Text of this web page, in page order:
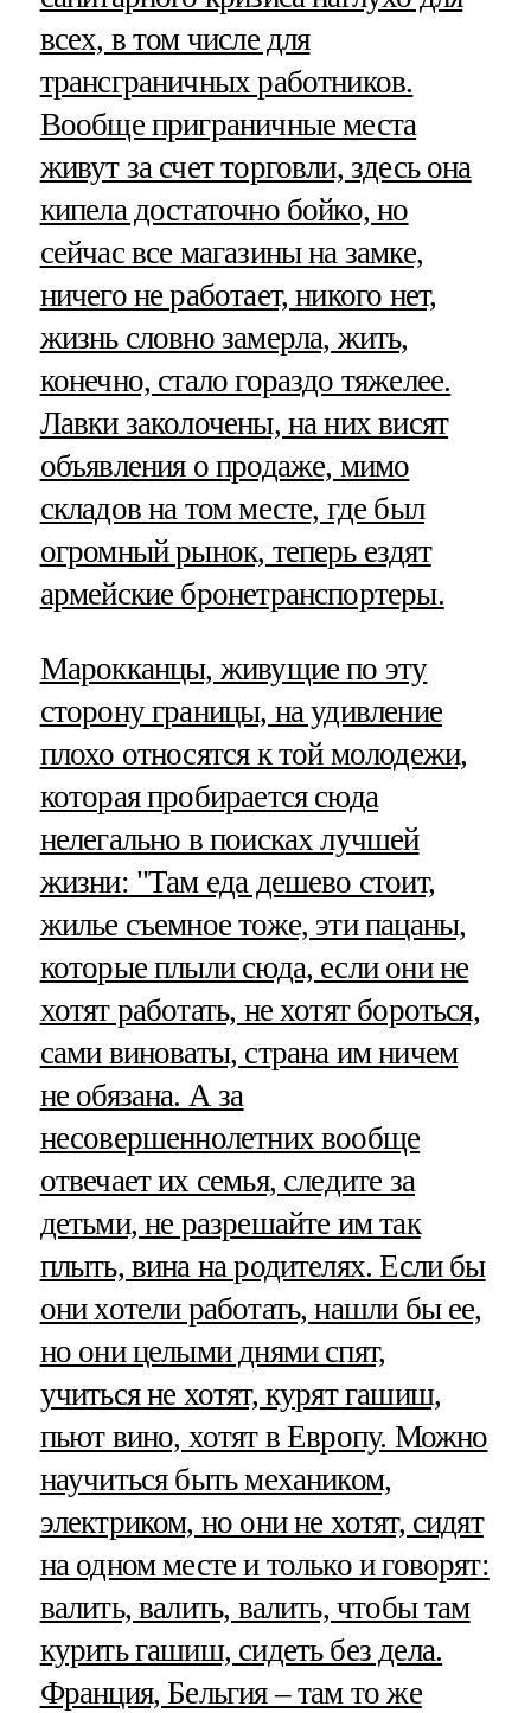
всех, в том числе для
трансграничных работников.
Вообще приграничные места
живут за счет торговли, здесь она
кипела достаточно бойко, но
сейчас все магазины на замке,
ничего не работает, никого нет,
жизнь словно замерла, жить,
конечно, стало гораздо тяжелее.
Лавки заколочены, на них висят
объявления о продаже, мимо
складов на том месте, где был
огромный рынок, теперь ездят
армейские бронетранспортеры.
Марокканцы, живущие по эту
сторону границы, на удивление
плохо относятся к той молодежи,
которая пробирается сюда
нелегально в поисках лучшей
жизни: "Там еда дешево стоит,
жилье съемное тоже, эти пацаны,
которые плыли сюда, если они не
хотят работать, не хотят бороться,
сами виноваты, страна им ничем
не обязана. А за
несовершеннолетних вообще
отвечает их семья, следите за
детьми, не разрешайте им так
плыть, вина на родителях. Если бы
они хотели работать, нашли бы ее,
но они целыми днями спят,
учиться не хотят, курят гашиш,
пьют вино, хотят в Европу. Можно
научиться быть механиком,
электриком, но они не хотят, сидят
на одном месте и только и говорят:
валить, валить, валить, чтобы там
курить гашиш, сидеть без дела.
Франция, Бельгия – там то же